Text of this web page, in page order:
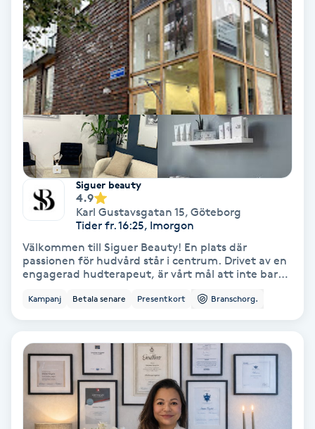
Fransfärgning
Fransförlängning
Fransförlängning Megavolym
Fransförlängning Volym
Fransk manikyr
Fransrengöring
Frekvensterapi
Funktionsanalys
Siguer beauty
4.9
Karl Gustavsgatan 15, Göteborg
Tider fr. 16:25, Imorgon
Välkommen till Siguer Beauty! En plats där
passionen för hudvård står i centrum. Drivet av en
engagerad hudterapeut, är vårt mål att inte bara
kunskap och kärlek som finns för yrket. Med varje
självförtroende. Här möts du av expertis, omtanke
och en genuin passion för att skapa långvariga
resultat och en hud som mår bra inifrån och ut. Låt
oss ta hand om dig, för din hud förtjänar det
bästa!
Kampanj Betala senare Presentkort Branschorg.